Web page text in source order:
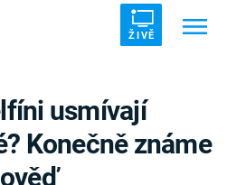
ŽIVĚ
usmívají
Konečně známe